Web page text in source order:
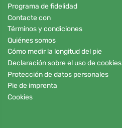
Programa de fidelidad
Contacte con
Términos y condiciones
Quiénes somos
Cómo medir la longitud del pie
Declaración sobre el uso de cookies
Protección de datos personales
Pie de imprenta
Cookies